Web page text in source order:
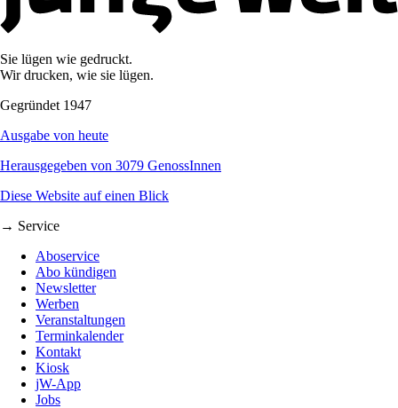
Sie lügen wie gedruckt.
Wir drucken, wie sie lügen.
Gegründet 1947
Ausgabe von heute
Herausgegeben von 3079 GenossInnen
Diese Website auf einen Blick
→ Service
Aboservice
Abo kündigen
Newsletter
Werben
Veranstaltungen
Terminkalender
Kontakt
Kiosk
jW-App
Jobs